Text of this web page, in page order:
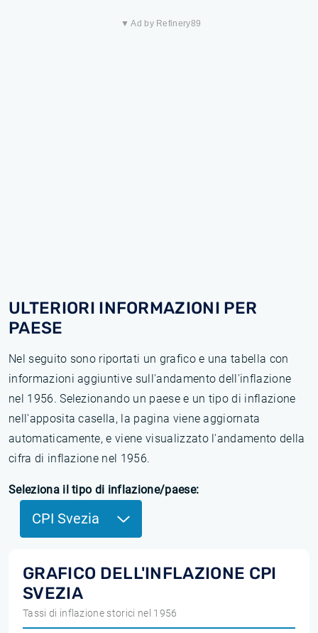
▼ Ad by Refinery89
ULTERIORI INFORMAZIONI PER
PAESE
Nel seguito sono riportati un grafico e una tabella con
informazioni aggiuntive sull'andamento dell'inflazione
nel 1956. Selezionando un paese e un tipo di inflazione
nell'apposita casella, la pagina viene aggiornata
automaticamente, e viene visualizzato l'andamento della
cifra di inflazione nel 1956.
Seleziona il tipo di inflazione/paese:
CPI Svezia
GRAFICO DELL'INFLAZIONE CPI
SVEZIA
Tassi di inflazione storici nel 1956